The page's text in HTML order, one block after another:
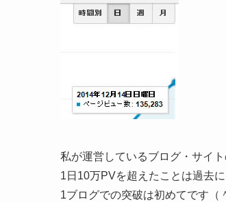
私が運営しているブログ・サイ
1日10万PVを超えたことは過去に
1ブログでの突破は初めてです（